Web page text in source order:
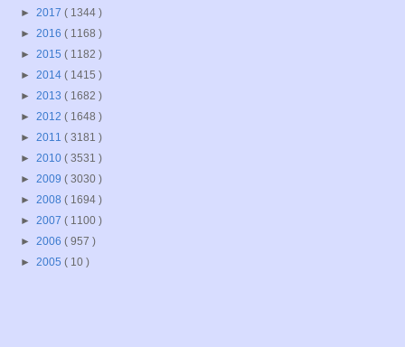
► 2017 ( 1344 )
► 2016 ( 1168 )
► 2015 ( 1182 )
► 2014 ( 1415 )
► 2013 ( 1682 )
► 2012 ( 1648 )
► 2011 ( 3181 )
► 2010 ( 3531 )
► 2009 ( 3030 )
► 2008 ( 1694 )
► 2007 ( 1100 )
► 2006 ( 957 )
► 2005 ( 10 )